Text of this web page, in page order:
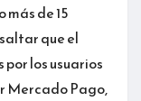
de 15
que el
los usuarios
Mercado Pago,